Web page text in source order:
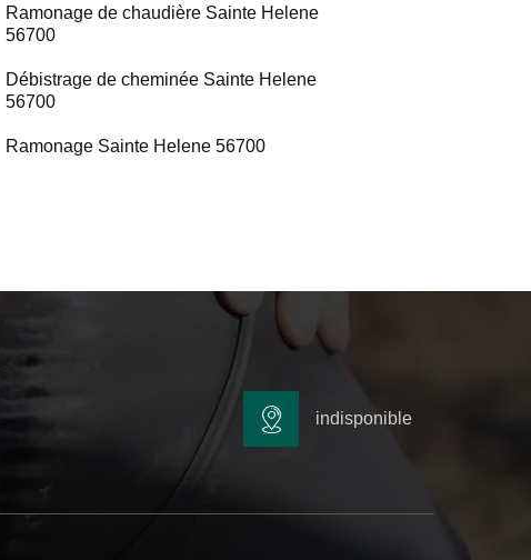
Ramonage de chaudière Sainte Helene
56700
Débistrage de cheminée Sainte Helene
56700
Ramonage Sainte Helene 56700
indisponible